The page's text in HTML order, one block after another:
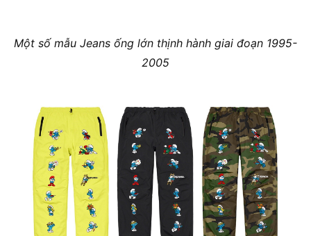
Một số mẫu Jeans ống lớn thịnh hành giai đoạn 1995-
2005